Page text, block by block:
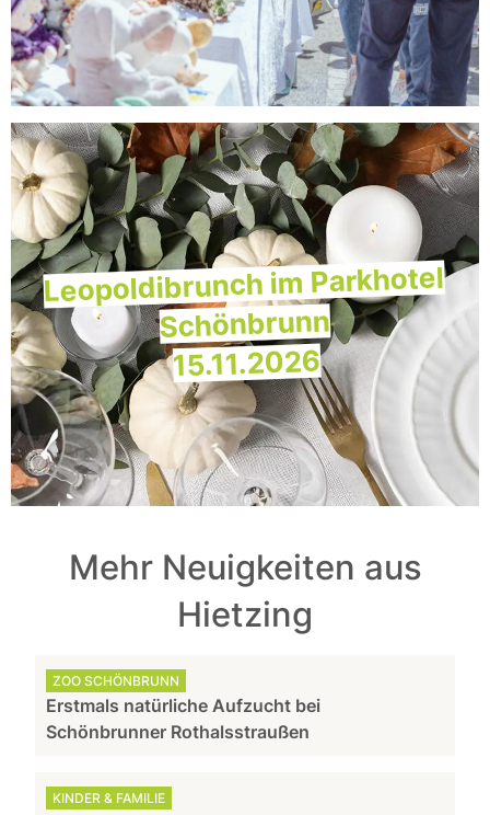
Leopoldibrunch im Parkhotel
Schönbrunn
15.11.2026
Mehr Neuigkeiten aus
Hietzing
ZOO SCHÖNBRUNN
Erstmals natürliche Aufzucht bei
Schönbrunner Rothalsstraußen
KINDER & FAMILIE